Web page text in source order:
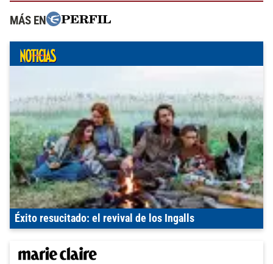
MÁS EN
Éxito resucitado: el revival de los Ingalls